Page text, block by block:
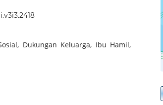
Dukungan Keluarga, Ibu Hamil,